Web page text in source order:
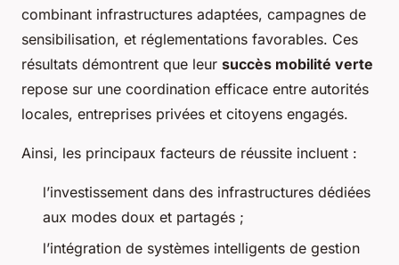
combinant infrastructures adaptées, campagnes de
sensibilisation, et réglementations favorables. Ces
résultats démontrent que leur succès mobilité verte
repose sur une coordination efficace entre autorités
locales, entreprises privées et citoyens engagés.
Ainsi, les principaux facteurs de réussite incluent :
l’investissement dans des infrastructures dédiées
aux modes doux et partagés ;
l’intégration de systèmes intelligents de gestion